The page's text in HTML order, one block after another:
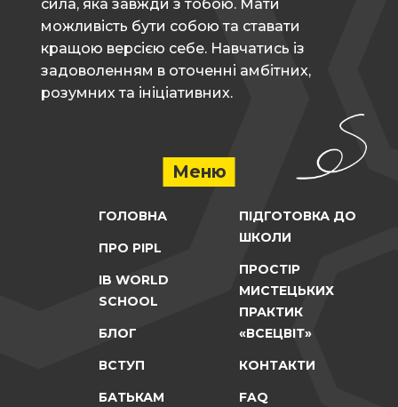
сила, яка завжди з тобою. Мати
можливість бути собою та ставати
кращою версією себе. Навчатись із
задоволенням в оточенні амбітних,
розумних та ініціативних.
Меню
ГОЛОВНА
ПРО PIPL
IB WORLD
SCHOOL
БЛОГ
ВСТУП
БАТЬКАМ
ПІДГОТОВКА ДО
ШКОЛИ
ПРОСТІР
МИСТЕЦЬКИХ
ПРАКТИК
«ВСЕЦВІТ»
КОНТАКТИ
FAQ